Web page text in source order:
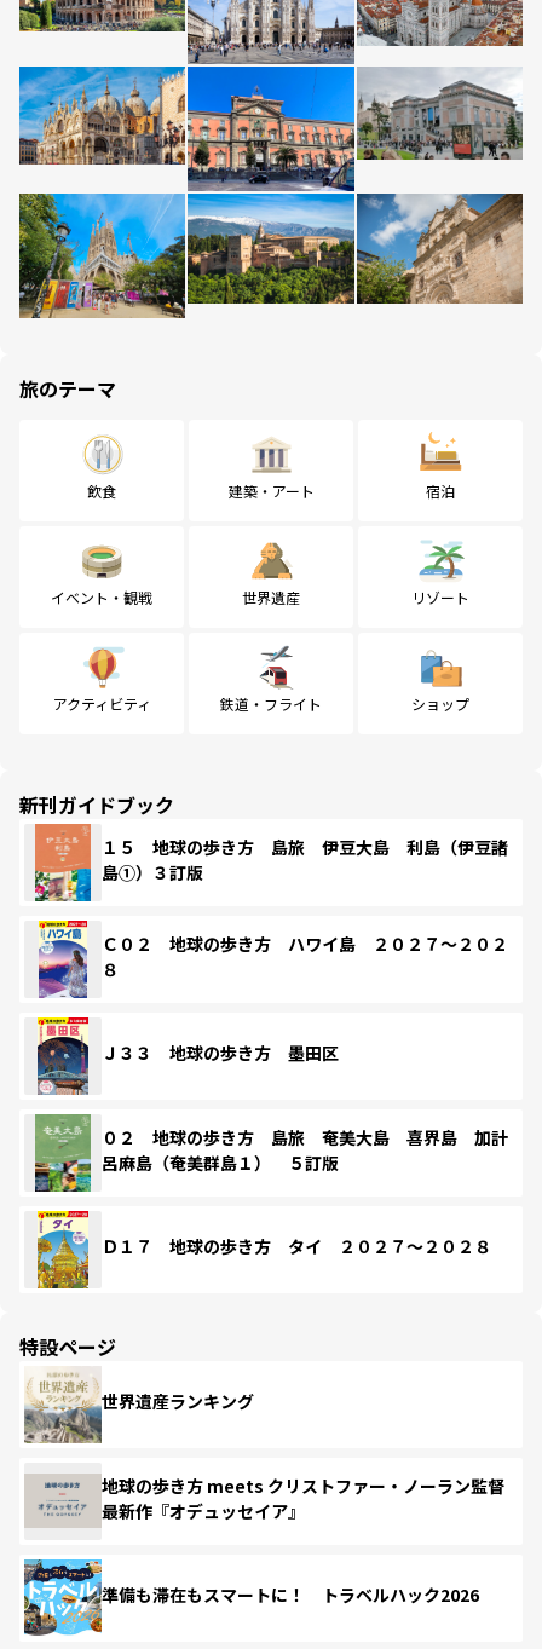
旅のテーマ
飲食 建築・アート 宿泊
イベント・観戦 世界遺産 リゾート
アクティビティ 鉄道・フライト ショップ
新刊ガイドブック
１５ 地球の歩き方 島旅 伊豆大島 利島（伊豆諸
島①）３訂版
Ｃ０２ 地球の歩き方 ハワイ島 ２０２７～２０２
８
Ｊ３３ 地球の歩き方 墨田区
０２ 地球の歩き方 島旅 奄美大島 喜界島 加計
呂麻島（奄美群島１） ５訂版
Ｄ１７ 地球の歩き方 タイ ２０２７～２０２８
特設ページ
世界遺産ランキング
地球の歩き方 meets クリストファー・ノーラン監督
最新作『オデュッセイア』
準備も滞在もスマートに！ トラベルハック2026